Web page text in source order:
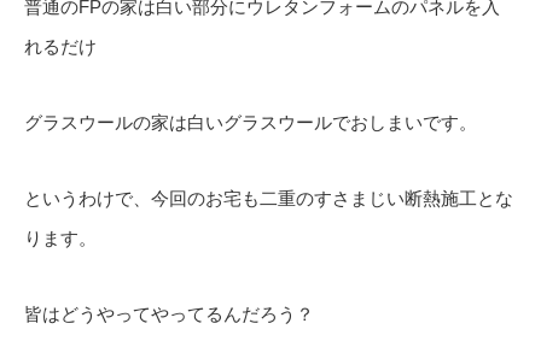
普通のFPの家は白い部分にウレタンフォームのパネルを入
れるだけ
グラスウールの家は白いグラスウールでおしまいです。
というわけで、今回のお宅も二重のすさまじい断熱施工とな
ります。
皆はどうやってやってるんだろう？